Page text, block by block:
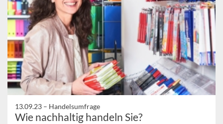
13.09.23 – Handelsumfrage
Wie nachhaltig handeln Sie?